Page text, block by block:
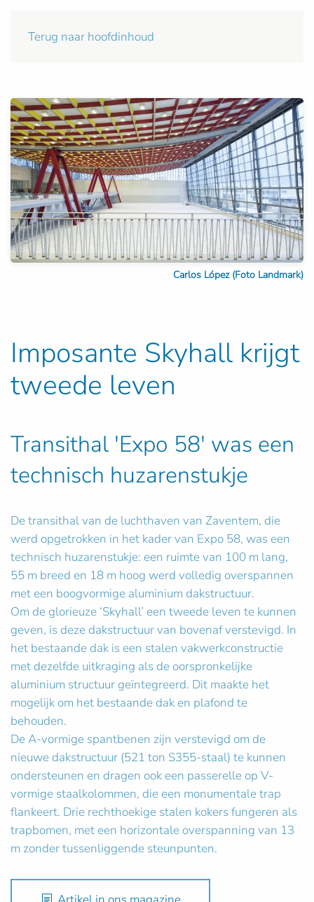
Terug naar hoofdinhoud
Carlos López (Foto Landmark)
Imposante Skyhall krijgt
tweede leven
Transithal 'Expo 58' was een
technisch huzarenstukje
De transithal van de luchthaven van Zaventem, die
werd opgetrokken in het kader van Expo 58, was een
technisch huzarenstukje: een ruimte van 100 m lang,
55 m breed en 18 m hoog werd volledig overspannen
met een boogvormige aluminium dakstructuur.
Om de glorieuze ‘Skyhall’ een tweede leven te kunnen
geven, is deze dakstructuur van bovenaf verstevigd. In
het bestaande dak is een stalen vakwerkconstructie
met dezelfde uitkraging als de oorspronkelijke
aluminium structuur geïntegreerd. Dit maakte het
mogelijk om het bestaande dak en plafond te
behouden.
De A-vormige spantbenen zijn verstevigd om de
nieuwe dakstructuur (521 ton S355-staal) te kunnen
ondersteunen en dragen ook een passerelle op V-
vormige staalkolommen, die een monumentale trap
flankeert. Drie rechthoekige stalen kokers fungeren als
trapbomen, met een horizontale overspanning van 13
m zonder tussenliggende steunpunten.